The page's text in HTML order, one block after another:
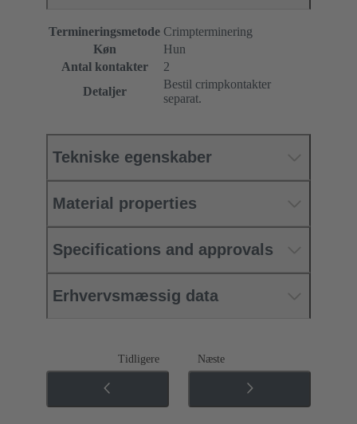
Termineringsmetode Crimpterminering
Køn
Hun
Antal kontakter
2
Detaljer
Bestil crimpkontakter
separat.
Tekniske egenskaber
Material properties
Specifications and approvals
Erhvervsmæssig data
Tidligere Næste